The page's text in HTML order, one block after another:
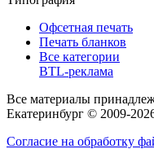
Офсетная печать
Печать бланков
Все категории
BTL-реклама
Все материалы
Екатеринбург © 2009-
Согласие на обработку